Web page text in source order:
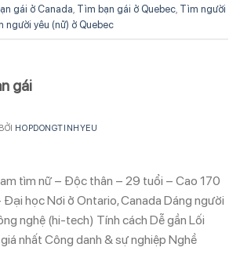
gái ở Canada Tìm bạn gái ở Quebec Tìm người
người yêu (nữ) ở Quebec
gái
BỞI HOPDONGTINHYEU
tìm nữ – Độc thân – 29 tuổi – Cao 170
học Nơi ở Ontario, Canada Dáng người
nghệ (hi-tech) Tính cách Dễ gần Lối
nhất Công danh & sự nghiệp Nghề